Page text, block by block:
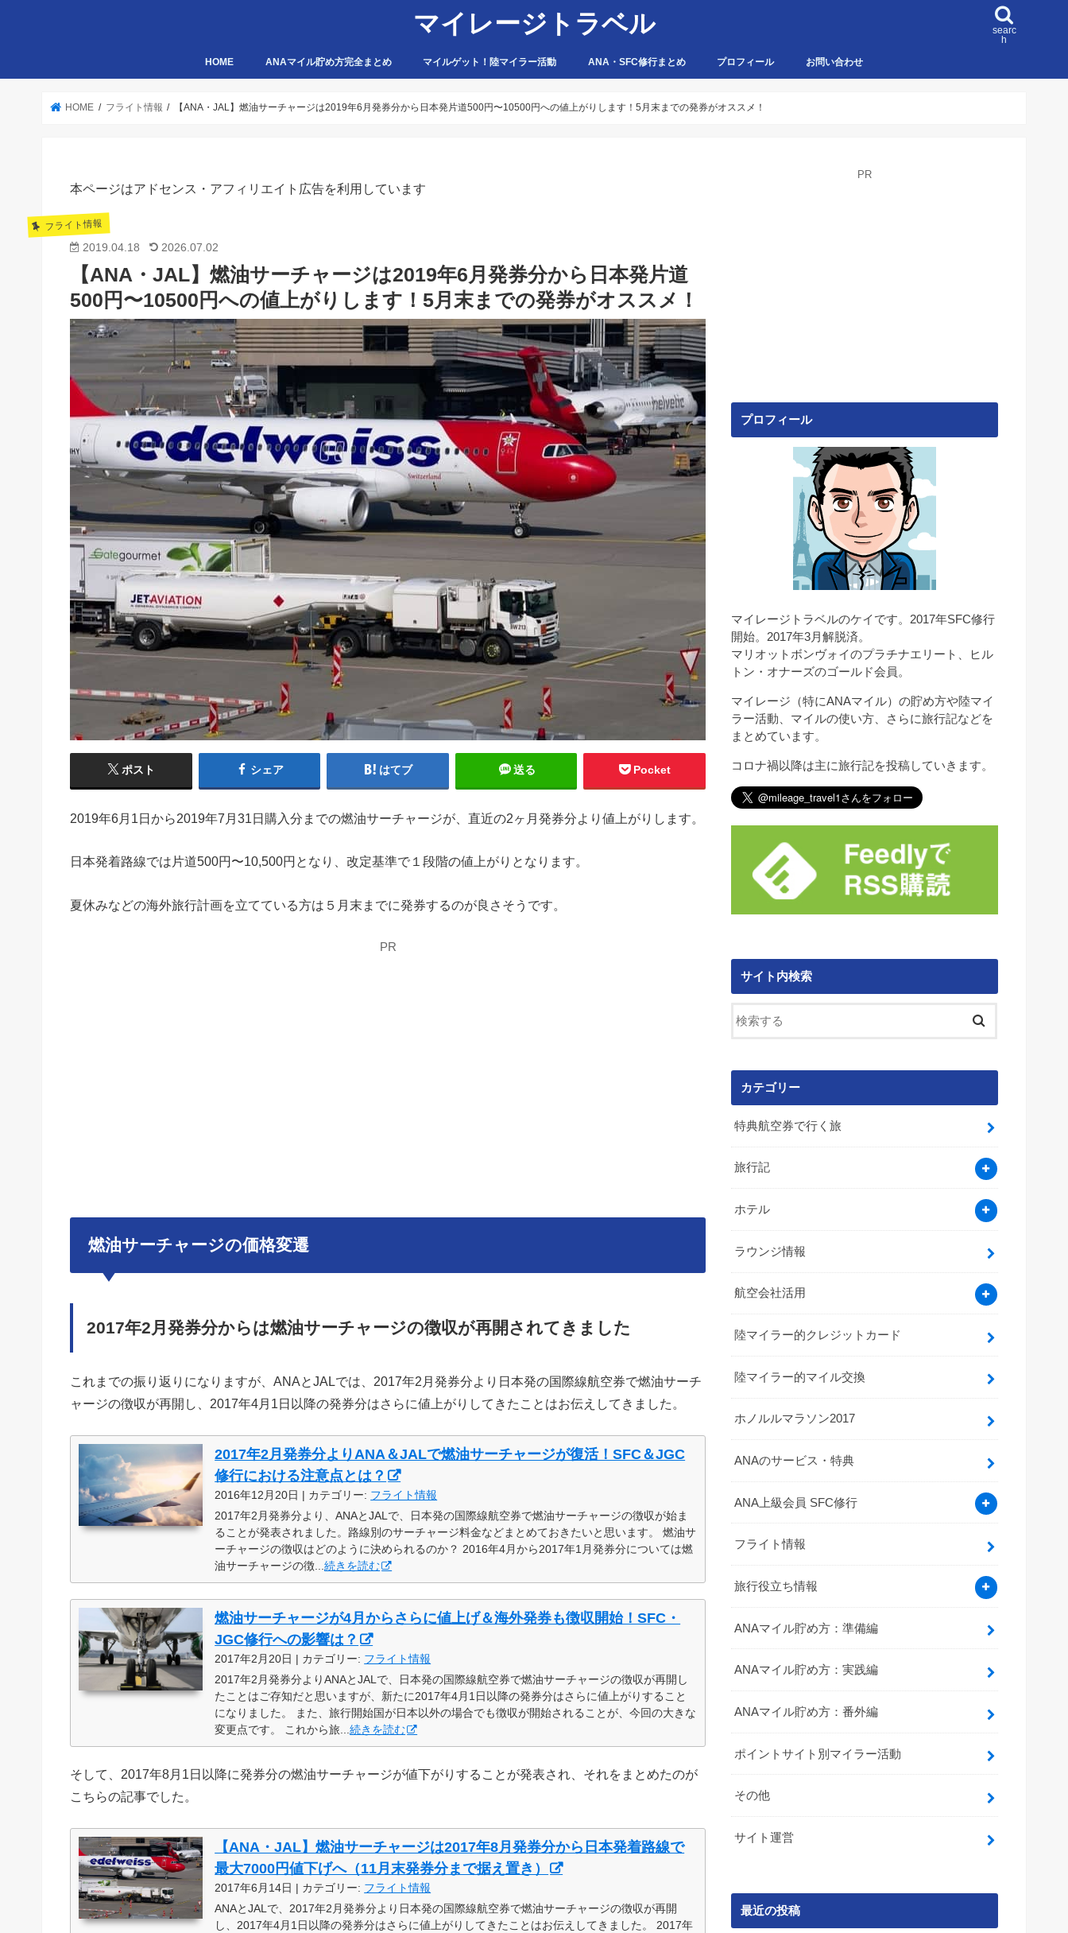
マイレージトラベル
searc
h
HOME ANAマイル貯め方完全まとめ マイルゲット！陸マイラー活動 ANA・SFC修行まとめ プロフィール お問い合わせ
HOME フライト情報 【ANA・JAL】燃油サーチャージは2019年6月発券分から日本発片道500円〜10500円への値上がりします！5月末までの発券がオススメ！
本ページはアドセンス・アフィリエイト広告を利用しています
フライト情報
2019.04.18 2026.07.02
【ANA・JAL】燃油サーチャージは2019年6月発券分から日本発片道
500円〜10500円への値上がりします！5月末までの発券がオススメ！
ポスト シェア はてブ 送る Pocket
2019年6月1日から2019年7月31日購入分までの燃油サーチャージが、直近の2ヶ月発券分より値上がりします。
日本発着路線では片道500円〜10,500円となり、改定基準で１段階の値上がりとなります。
夏休みなどの海外旅行計画を立てている方は５月末までに発券するのが良さそうです。
PR
燃油サーチャージの価格変遷
2017年2月発券分からは燃油サーチャージの徴収が再開されてきました
これまでの振り返りになりますが、ANAとJALでは、2017年2月発券分より日本発の国際線航空券で燃油サーチ
ャージの徴収が再開し、2017年4月1日以降の発券分はさらに値上がりしてきたことはお伝えしてきました。
2017年2月発券分よりANA＆JALで燃油サーチャージが復活！SFC＆JGC
修行における注意点とは？
2016年12月20日 | カテゴリー: フライト情報
2017年2月発券分より、ANAとJALで、日本発の国際線航空券で燃油サーチャージの徴収が始ま
ることが発表されました。路線別のサーチャージ料金などまとめておきたいと思います。 燃油サ
ーチャージの徴収はどのように決められるのか？ 2016年4月から2017年1月発券分については燃
油サーチャージの徴...続きを読む
燃油サーチャージが4月からさらに値上げ＆海外発券も徴収開始！SFC・
JGC修行への影響は？
2017年2月20日 | カテゴリー: フライト情報
2017年2月発券分よりANAとJALで、日本発の国際線航空券で燃油サーチャージの徴収が再開し
たことはご存知だと思いますが、新たに2017年4月1日以降の発券分はさらに値上がりすること
になりました。 また、旅行開始国が日本以外の場合でも徴収が開始されることが、今回の大きな
変更点です。 これから旅...続きを読む
そして、2017年8月1日以降に発券分の燃油サーチャージが値下がりすることが発表され、それをまとめたのが
こちらの記事でした。
【ANA・JAL】燃油サーチャージは2017年8月発券分から日本発着路線で
最大7000円値下げへ（11月末発券分まで据え置き）
2017年6月14日 | カテゴリー: フライト情報
ANAとJALで、2017年2月発券分より日本発の国際線航空券で燃油サーチャージの徴収が再開
し、2017年4月1日以降の発券分はさらに値上がりしてきたことはお伝えしてきました。 2017年
PR
プロフィール
マイレージトラベルのケイです。2017年SFC修行
開始。2017年3月解脱済。
マリオットボンヴォイのプラチナエリート、ヒル
トン・オナーズのゴールド会員。
マイレージ（特にANAマイル）の貯め方や陸マイ
ラー活動、マイルの使い方、さらに旅行記などを
まとめています。
コロナ禍以降は主に旅行記を投稿していきます。
サイト内検索
カテゴリー
特典航空券で行く旅
旅行記
ホテル
ラウンジ情報
航空会社活用
陸マイラー的クレジットカード
陸マイラー的マイル交換
ホノルルマラソン2017
ANAのサービス・特典
ANA上級会員 SFC修行
フライト情報
旅行役立ち情報
ANAマイル貯め方：準備編
ANAマイル貯め方：実践編
ANAマイル貯め方：番外編
ポイントサイト別マイラー活動
その他
サイト運営
最近の投稿